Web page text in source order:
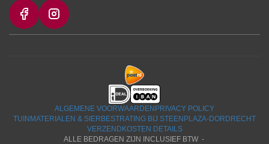
ALGEMENE VOORWAARDENPRIVACY POLICY
TUINMATERIALEN & SIERBESTRATING BIJ STEENPLAZA-DORDRECHT
VERZENDKOSTEN DETAILS
ALLE BEDRAGEN ZIJN INCLUSIEF BTW -